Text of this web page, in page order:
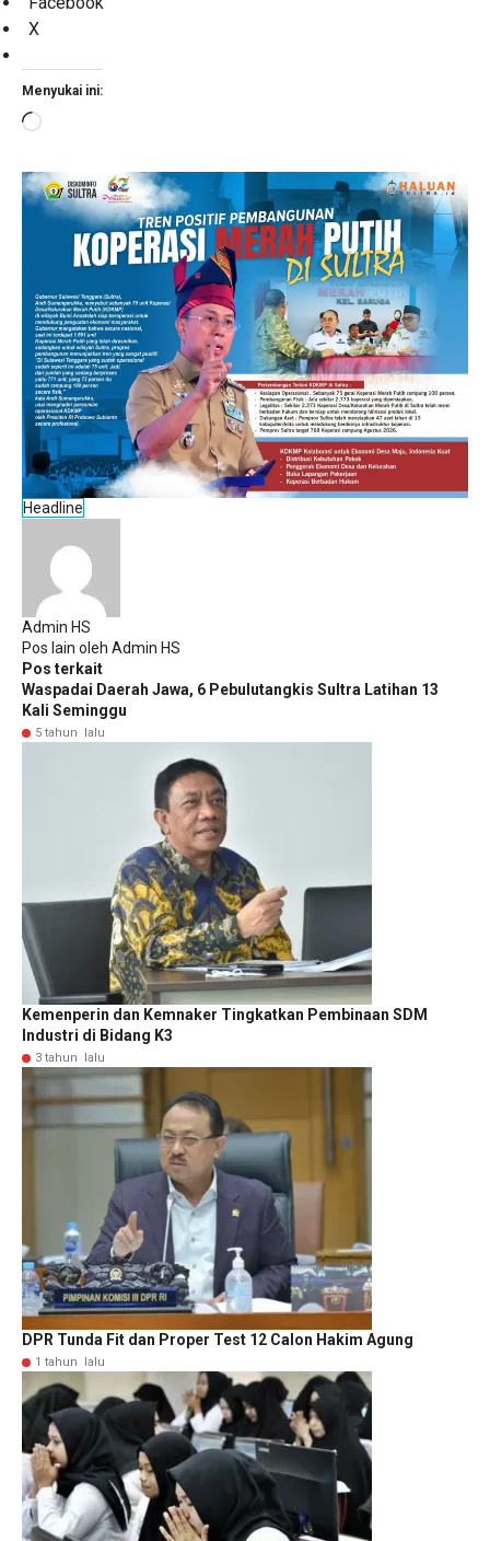
X
Menyukai ini:
Memuat...
Headline
Admin HS
Pos lain oleh Admin HS
Pos terkait
Waspadai Daerah Jawa, 6 Pebulutangkis Sultra Latihan 13
Kali Seminggu
5 tahun lalu
Kemenperin dan Kemnaker Tingkatkan Pembinaan SDM
Industri di Bidang K3
3 tahun lalu
DPR Tunda Fit dan Proper Test 12 Calon Hakim Agung
1 tahun lalu